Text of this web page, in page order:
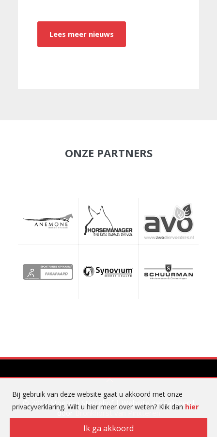
Lees meer nieuws
ONZE PARTNERS
© 2019 Stoeterij Sterrehof | Website gerealiseerd
door
Bij gebruik van deze website gaat u akkoord met onze
privacyverklaring. Wilt u hier meer over weten? Klik dan hier
Ik ga akkoord